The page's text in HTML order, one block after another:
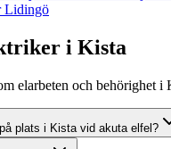
Lidingö
i Kista
elarbeten och behörighet i
plats i Kista vid akuta elfel?